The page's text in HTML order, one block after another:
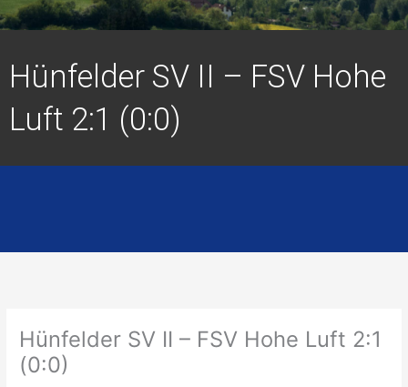
Hünfelder SV II – FSV Hohe
Luft 2:1 (0:0)
Hünfelder SV II – FSV Hohe Luft 2:1
(0:0)